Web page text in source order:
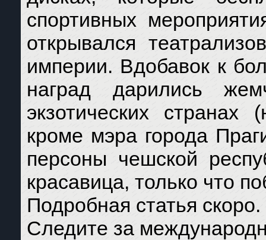
спортивных
открывался
империи. Вдобавок к
наград дарились
экзотических
кроме мэра города
персоны чешской
красавица, только что
Подробная статья скоро.
Следите за